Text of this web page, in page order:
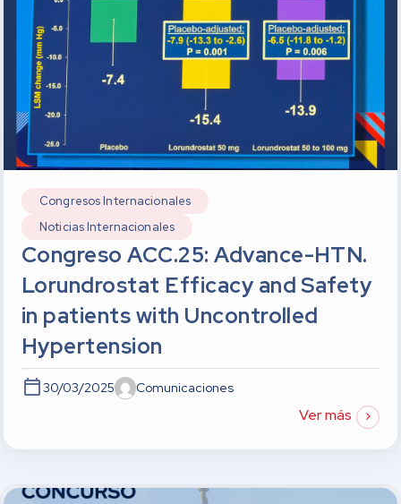
Congresos Internacionales
Noticias Internacionales
Congreso ACC.25: Advance-HTN.
Lorundrostat Efficacy and Safety
in patients with Uncontrolled
Hypertension
30/03/2025 Comunicaciones
Ver más